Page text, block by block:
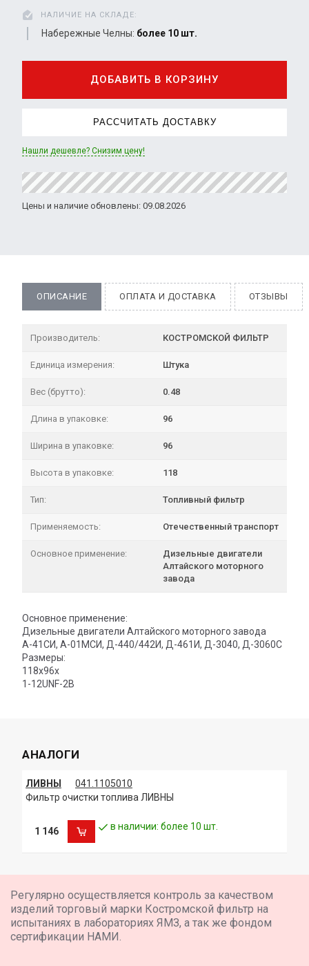
НАЛИЧИЕ НА СКЛАДЕ:
Набережные Челны: более 10 шт.
ДОБАВИТЬ В КОРЗИНУ
РАССЧИТАТЬ ДОСТАВКУ
Нашли дешевле? Снизим цену!
Цены и наличие обновлены: 09.08.2026
ОПИСАНИЕ ОПЛАТА И ДОСТАВКА ОТЗЫВЫ
Производитель: КОСТРОМСКОЙ ФИЛЬТР
Единица измерения: Штука
Вес (брутто): 0.48
Длина в упаковке: 96
Ширина в упаковке: 96
Высота в упаковке: 118
Тип: Топливный фильтр
Применяемость: Отечественный транспорт
Основное применение:
Дизельные двигатели
Алтайского моторного
завода
Основное применение:
Дизельные двигатели Алтайского моторного завода
А-41СИ, А-01МСИ, Д-440/442И, Д-461И, Д-3040, Д-3060С
Размеры:
118x96x
1-12UNF-2B
АНАЛОГИ
ЛИВНЫ
041.1105010
Фильтр очистки топлива ЛИВНЫ
1 146 в наличии: более 10 шт.
Регулярно осуществляется контроль за качеством
изделий торговый марки Костромской фильтр на
испытаниях в лабораториях ЯМЗ, а так же фондом
сертификации НАМИ.